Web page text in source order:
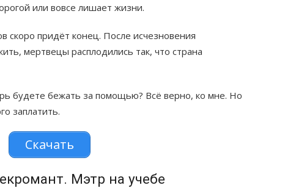
или вовсе лишает жизни.
скоро придёт конец. После исчезновения
мертвецы расплодились так, что страна
будете бежать за помощью? Всё верно, ко мне. Но
заплатить.
Скачать
Мэтр на учебе